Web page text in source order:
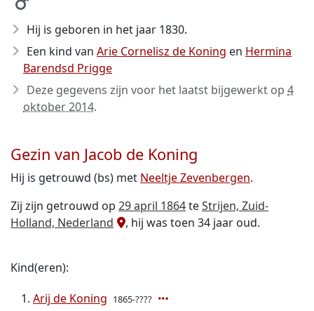
Hij is geboren in het jaar 1830.
Een kind van Arie Cornelisz de Koning en Hermina
Barendsd Prigge
Deze gegevens zijn voor het laatst bijgewerkt op 4
oktober 2014.
Gezin van Jacob de Koning
Hij is getrouwd (bs) met Neeltje Zevenbergen.
Zij zijn getrouwd op 29 april 1864teStrijen, Zuid-
Holland, Nederland
, hij was toen 34 jaar oud.
Kind(eren):
Arij de Koning 1865-????